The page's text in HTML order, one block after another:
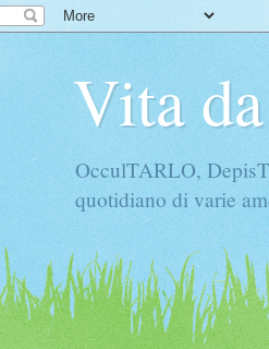
Vita
OcculTARLO,
quotidiano di varie